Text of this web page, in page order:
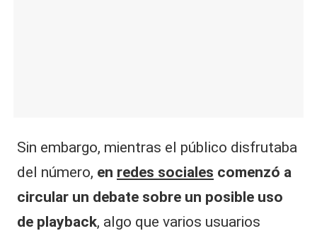
Sin embargo, mientras el público disfrutaba
del número, en redes sociales comenzó a
circular un debate sobre un posible uso
de playback, algo que varios usuarios